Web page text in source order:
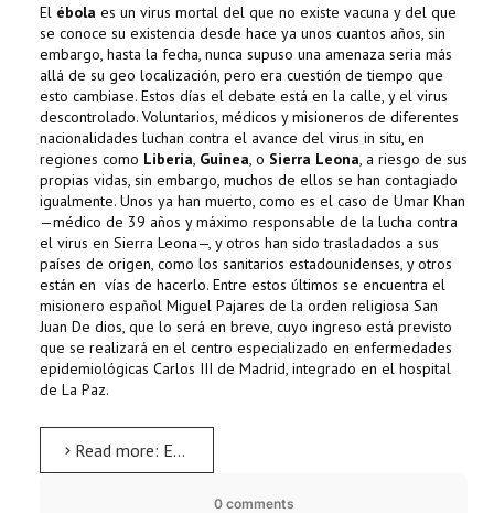
El ébola es un virus mortal del que no existe vacuna y del que
se conoce su existencia desde hace ya unos cuantos años, sin
embargo, hasta la fecha, nunca supuso una amenaza seria más
allá de su geo localización, pero era cuestión de tiempo que
esto cambiase. Estos días el debate está en la calle, y el virus
descontrolado. Voluntarios, médicos y misioneros de diferentes
nacionalidades luchan contra el avance del virus in situ, en
regiones como Liberia, Guinea, o Sierra Leona, a riesgo de sus
propias vidas, sin embargo, muchos de ellos se han contagiado
igualmente. Unos ya han muerto, como es el caso de Umar Khan
—médico de 39 años y máximo responsable de la lucha contra
el virus en Sierra Leona—, y otros han sido trasladados a sus
países de origen, como los sanitarios estadounidenses, y otros
están en vías de hacerlo. Entre estos últimos se encuentra el
misionero español Miguel Pajares de la orden religiosa San
Juan De dios, que lo será en breve, cuyo ingreso está previsto
que se realizará en el centro especializado en enfermedades
epidemiológicas Carlos III de Madrid, integrado en el hospital
de La Paz.
Read more: El ébola llega a España
0 comments